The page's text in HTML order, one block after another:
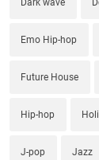
Emo Hip-hop
Future House
Hip-hop
J-pop Jazz